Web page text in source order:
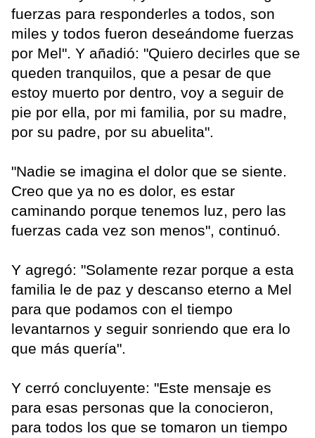
fuerzas para responderles a todos, son
miles y todos fueron deseándome fuerzas
por Mel". Y añadió: "Quiero decirles que se
queden tranquilos, que a pesar de que
estoy muerto por dentro, voy a seguir de
pie por ella, por mi familia, por su madre,
por su padre, por su abuelita".
"Nadie se imagina el dolor que se siente.
Creo que ya no es dolor, es estar
caminando porque tenemos luz, pero las
fuerzas cada vez son menos", continuó.
Y agregó: "Solamente rezar porque a esta
familia le de paz y descanso eterno a Mel
para que podamos con el tiempo
levantarnos y seguir sonriendo que era lo
que más quería".
Y cerró concluyente: "Este mensaje es
para esas personas que la conocieron,
para todos los que se tomaron un tiempo